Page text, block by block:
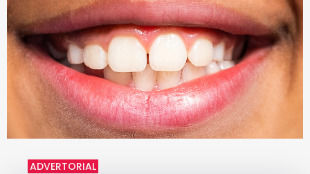
ADVERTORIAL